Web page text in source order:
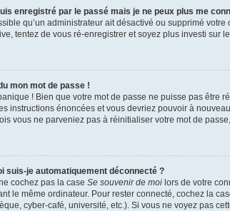
enregistré par le passé mais je ne peux plus me
qu’un administrateur ait désactivé ou supprimé
tentez de vous ré-enregistrer et soyez plus investi sur le
mon mot de passe !
! Bien que votre mot de passe ne puisse pas être
instructions énoncées et vous devriez pouvoir à
vous ne parveniez pas à réinitialiser votre mot de
suis-je automatiquement déconnecté ?
cochez pas la case Se souvenir de moi lors de votre
le même ordinateur. Pour rester connecté, cochez la
cyber-café, université, etc.). Si vous ne voyez pas